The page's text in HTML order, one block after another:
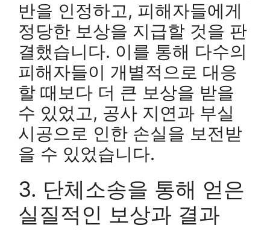
반을 인정하고, 피해자들에게
정당한 보상을 지급할 것을 판
결했습니다. 이를 통해 다수의
피해자들이 개별적으로 대응
할 때보다 더 큰 보상을 받을
수 있었고, 공사 지연과 부실
시공으로 인한 손실을 보전받
을 수 있었습니다.
3. 단체소송을 통해 얻은
실질적인 보상과 결과